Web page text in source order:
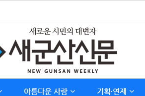
아름다운 사람 기획∙연재